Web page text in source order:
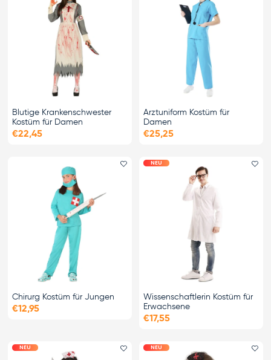
Blutige Krankenschwester
Kostüm für Damen
€22,45
Arztuniform Kostüm für
Damen
€25,25
Favorit hinzufügen
Chirurg Kostüm für Jungen
€12,95
NEU
Wissenschaftlerin Kostüm für
Erwachsene
€17,55
NEU Favorit hinzufügen
NEU